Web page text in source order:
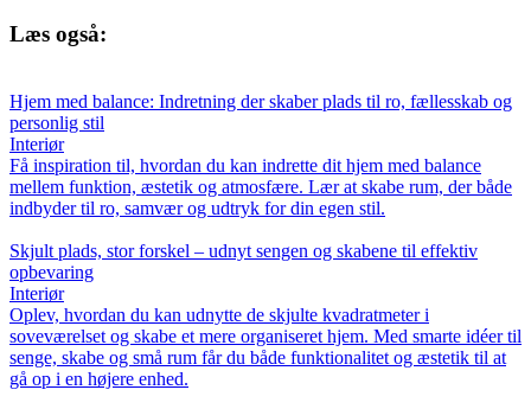
Læs også:
Hjem med balance: Indretning der skaber plads til ro, fællesskab og
personlig stil
Interiør
Få inspiration til, hvordan du kan indrette dit hjem med balance
mellem funktion, æstetik og atmosfære. Lær at skabe rum, der både
indbyder til ro, samvær og udtryk for din egen stil.
Skjult plads, stor forskel – udnyt sengen og skabene til effektiv
opbevaring
Interiør
Oplev, hvordan du kan udnytte de skjulte kvadratmeter i
soveværelset og skabe et mere organiseret hjem. Med smarte idéer til
senge, skabe og små rum får du både funktionalitet og æstetik til at
gå op i en højere enhed.